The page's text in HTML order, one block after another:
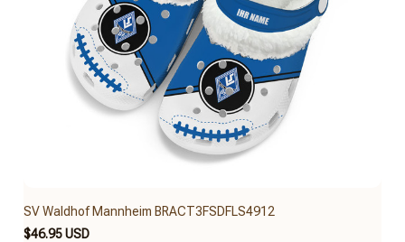
SV Waldhof Mannheim BRACT3FSDFLS4912
$46.95 USD